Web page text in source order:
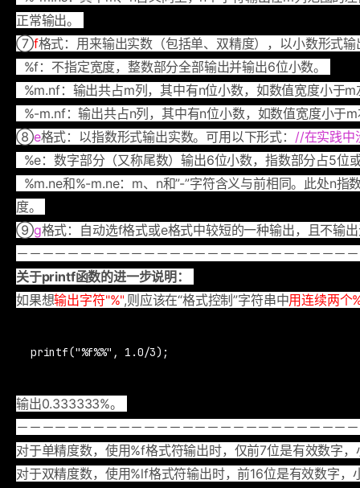
正常输出。
⑦f格式：用来输出实数（包括单、双精度），以小数形式
%f：不指定宽度，整数部分全部输出并输出6位小数。
%m.nf：输出共占m列，其中有n位小数，如数值宽度小于
%-m.nf：输出共占n列，其中有n位小数，如数值宽度小于
⑧e格式：以指数形式输出实数。可用以下形式： //在实践中
%e：数字部分（又称尾数）输出6位小数，指数部分占5位
%m.ne和%-m.ne：m、n和”-”字符含义与前相同。此处n
度。
⑨g格式：自动选f格式或e格式中较短的一种输出，且不输
－－－－－－－－－－－－－－－－－－－－－－－－－－
关于printf函数的进一步说明：
如果想输出字符"%",则应该在“格式控制”字符串中用连续两个
printf("%f%%", 1.0/3);
输出0.333333%。
－－－－－－－－－－－－－－－－－－－－－－－－－－
对于单精度数，使用%f格式符输出时，仅前7位是有效数字
对于双精度数，使用%lf格式符输出时，前16位是有效数字